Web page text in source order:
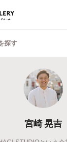
探す
宮崎 晃吉